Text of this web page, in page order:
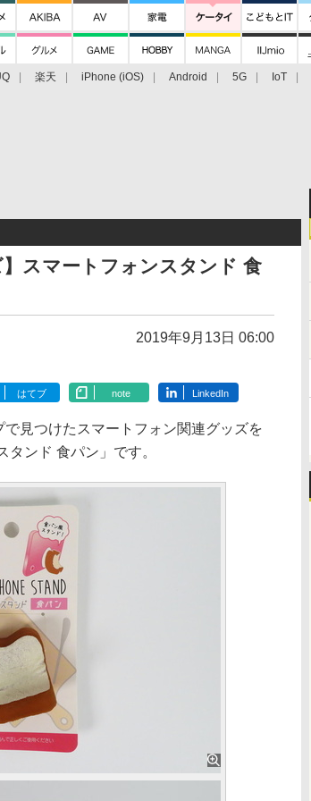
楽天 iPhone (iOS) Android 5G IoT
スマートフォンスタンド 食
2019年9月13日 06:00
はてブ note LinkedIn
見つけたスマートフォン関連グッズを
ンド 食パン」です。